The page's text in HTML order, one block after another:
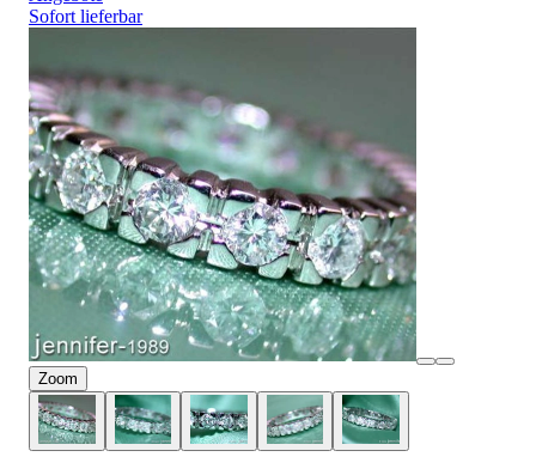
Sofort lieferbar
Zoom